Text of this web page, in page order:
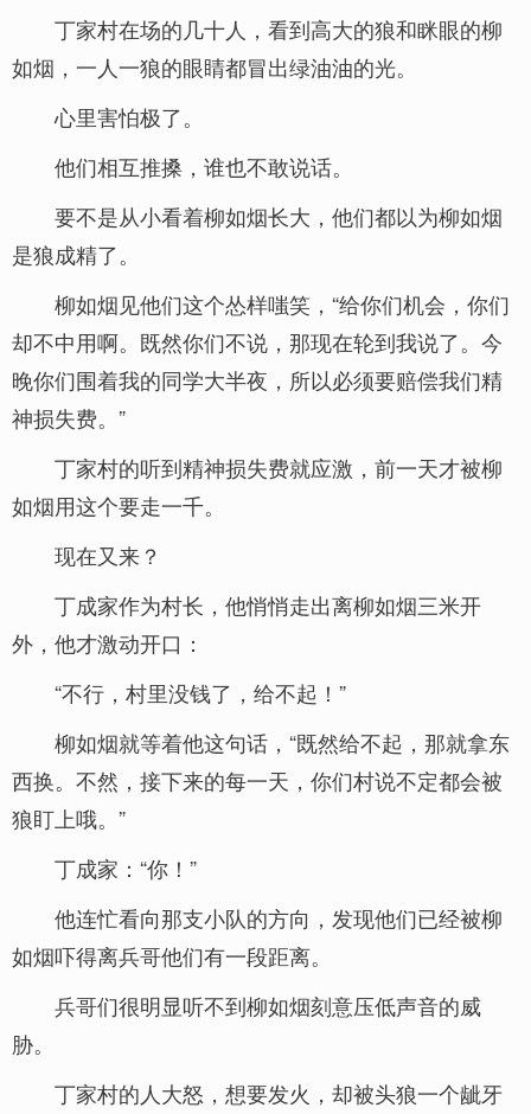
丁家村在场的几十人，看到高大的狼和眯眼的柳
如烟，一人一狼的眼睛都冒出绿油油的光。
心里害怕极了。
他们相互推搡，谁也不敢说话。
要不是从小看着柳如烟长大，他们都以为柳如烟
是狼成精了。
柳如烟见他们这个怂样嗤笑，“给你们机会，你们
却不中用啊。既然你们不说，那现在轮到我说了。今
晚你们围着我的同学大半夜，所以必须要赔偿我们精
神损失费。”
丁家村的听到精神损失费就应激，前一天才被柳
如烟用这个要走一千。
现在又来？
丁成家作为村长，他悄悄走出离柳如烟三米开
外，他才激动开口：
“不行，村里没钱了，给不起！”
柳如烟就等着他这句话，“既然给不起，那就拿东
西换。不然，接下来的每一天，你们村说不定都会被
狼盯上哦。”
丁成家：“你！”
他连忙看向那支小队的方向，发现他们已经被柳
如烟吓得离兵哥他们有一段距离。
兵哥们很明显听不到柳如烟刻意压低声音的威
胁。
丁家村的人大怒，想要发火，却被头狼一个龇牙